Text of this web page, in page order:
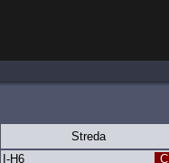
Streda
I-H6 C